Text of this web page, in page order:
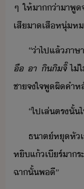
ๆ​ ​ให้​า่า​า​พู
เสีา​เสื​หุ่​ห
“​่า​ไป​แล้​ภา
ื​ ​า​ ​ิ​ิจิ​๊ไ่
ชา​จใจ​พู​ผิ​คำ​
“​ไป​เล่​ตรั้​
ธาต​์​หุ​หั
หิ​แ้​เีร์​า​
ฉา​ั้​พี​”